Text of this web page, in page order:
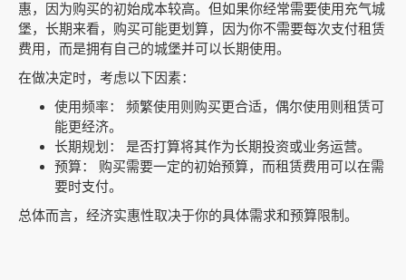
惠，因为购买的初始成本较高。但如果你经常需要使用充气城
堡，长期来看，购买可能更划算，因为你不需要每次支付租赁
费用，而是拥有自己的城堡并可以长期使用。
在做决定时，考虑以下因素：
使用频率： 频繁使用则购买更合适，偶尔使用则租赁可
能更经济。
长期规划： 是否打算将其作为长期投资或业务运营。
预算： 购买需要一定的初始预算，而租赁费用可以在需
要时支付。
总体而言，经济实惠性取决于你的具体需求和预算限制。